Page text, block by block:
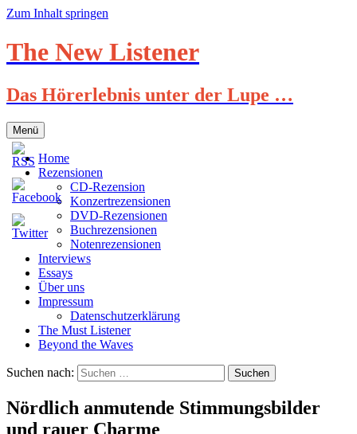
Zum Inhalt springen
The New Listener
Das Hörerlebnis unter der Lupe …
Menü
Home
Rezensionen
CD-Rezension
Konzertrezensionen
DVD-Rezensionen
Buchrezensionen
Notenrezensionen
Interviews
Essays
Über uns
Impressum
Datenschutzerklärung
The Must Listener
Beyond the Waves
Suchen nach:
Nördlich anmutende Stimmungsbilder
und rauer Charme